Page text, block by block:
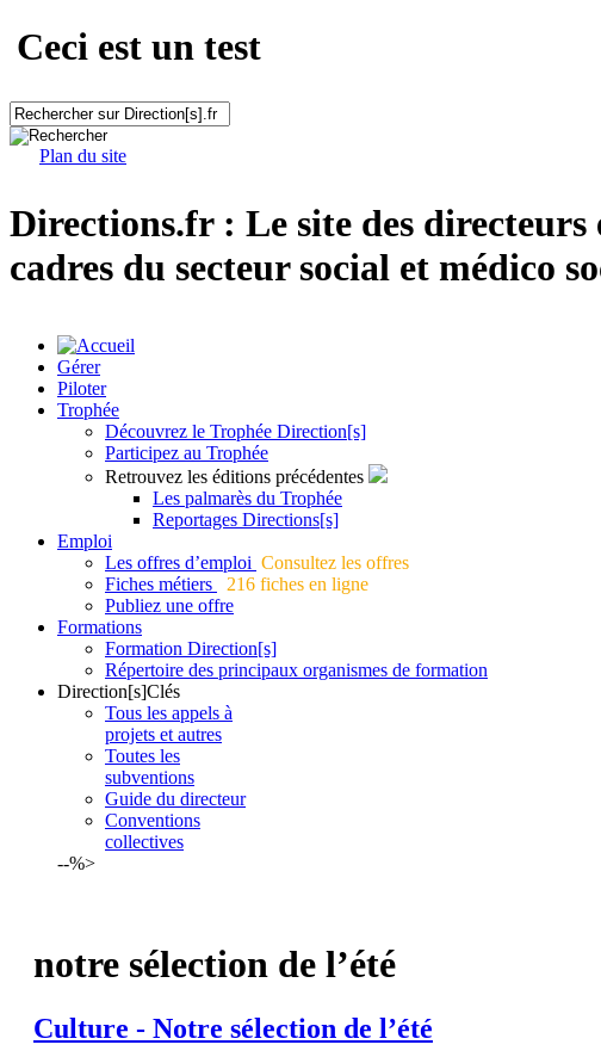
Ceci est un test
Plan du site
Directions.fr : Le site des directeurs
cadres du secteur social et médico
Gérer
Piloter
Trophée
Découvrez le Trophée Direction[s]
Participez au Trophée
Retrouvez les éditions précédentes
Les palmarès du Trophée
Reportages Directions[s]
Emploi
Les offres d’emploi Consultez les offres
Fiches métiers
216 fiches en ligne
Publiez une offre
Formations
Formation Direction[s]
Répertoire des principaux organismes de formation
Direction[s]Clés
Tous les appels à
projets et autres
Toutes les
subventions
Guide du directeur
Conventions
collectives
--%>
notre sélection de l’été
Culture - Notre sélection de l’été